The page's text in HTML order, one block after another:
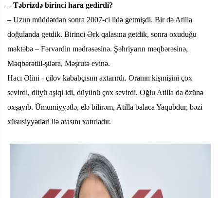
– Təbrizdə birinci hara gedirdi?
–Uzun müddətdən sonra 2007-ci ildə getmişdi. Bir də Atilla
doğulanda getdik. Birinci Ərk qalasına getdik, sonra oxuduğu
məktəbə – Fərvərdin mədrəsəsinə. Şəhriyarın məqbərəsinə,
Məqbərətül-şüəra, Məşrutə evinə.
Hacı Əlini - çilov kababçısını axtarırdı. Oranın kişmişini çox
sevirdi, düyü aşiqi idi, düyünü çox sevirdi. Oğlu Atilla da özünə
oxşayıb. Ümumiyyətlə, elə bilirəm, Atilla balaca Yaqubdur, bəzi
xüsusiyyətləri ilə atasını xatırladır.